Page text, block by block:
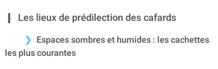
Les lieux de prédilection des cafards
Espaces sombres et humides : les cachettes
les plus courantes